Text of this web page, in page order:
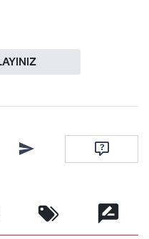
listesine ekle
Arkadaşına e-posta ile
Soru sor